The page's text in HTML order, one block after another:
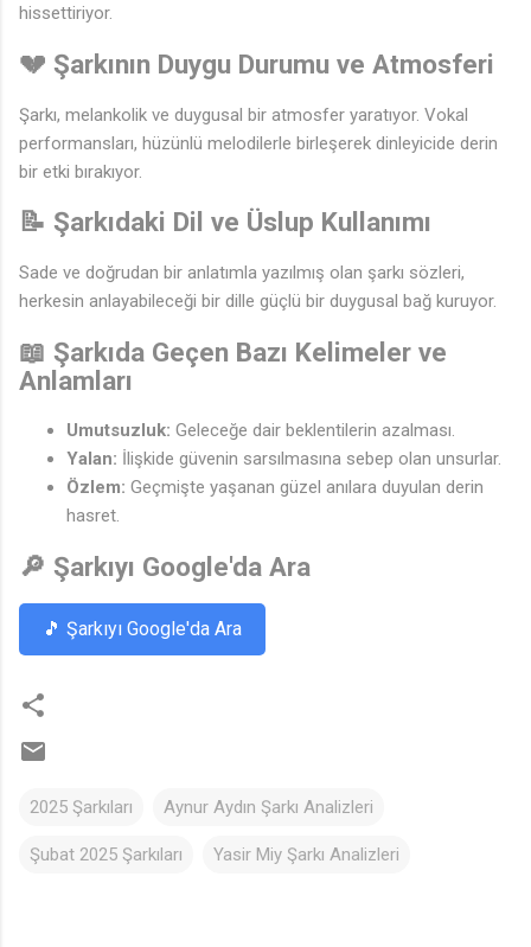
hissettiriyor.
💔 Şarkının Duygu Durumu ve Atmosferi
Şarkı, melankolik ve duygusal bir atmosfer yaratıyor. Vokal
performansları, hüzünlü melodilerle birleşerek dinleyicide derin
bir etki bırakıyor.
📝 Şarkıdaki Dil ve Üslup Kullanımı
Sade ve doğrudan bir anlatımla yazılmış olan şarkı sözleri,
herkesin anlayabileceği bir dille güçlü bir duygusal bağ kuruyor.
📖 Şarkıda Geçen Bazı Kelimeler ve
Anlamları
Umutsuzluk: Geleceğe dair beklentilerin azalması.
Yalan: İlişkide güvenin sarsılmasına sebep olan unsurlar.
Özlem: Geçmişte yaşanan güzel anılara duyulan derin
hasret.
🔎 Şarkıyı Google'da Ara
🎵 Şarkıyı Google'da Ara
2025 Şarkıları Aynur Aydın Şarkı Analizleri
Şubat 2025 Şarkıları Yasir Miy Şarkı Analizleri
♩